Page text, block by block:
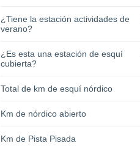
¿Tiene la estación actividades de
verano?
¿Es esta una estación de esquí
cubierta?
Total de km de esquí nórdico
Km de nórdico abierto
Km de Pista Pisada